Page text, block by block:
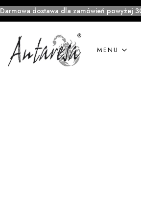
Darmowa dostawa dla zamówień powyżej
MENU